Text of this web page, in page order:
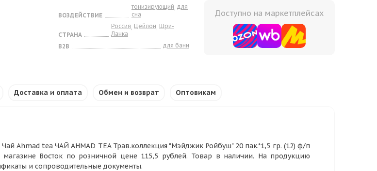
ВОЗДЕЙСТВИЕ
тонизирующий, для
сна
СТРАНА
Россия, Цейлон, Шри-
Ланка
B2B
для бани
Доступно на маркетплейсах
Доставка и оплата Обмен и возврат Оптовикам
Ahmad tea ЧАЙ AHMAD TEA Трав.коллекция "Мэйджик Ройбуш" 20 пак.*1,5 гр. (12) ф/п
магазине Восток по розничной цене 115,5 рублей. Товар в наличии. На продукцию
и сопроводительные документы.